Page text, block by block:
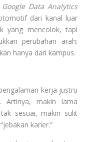
Google Data Analytics
dari kanal luar
yang mencolok, tapi
perubahan arah:
hanya dari kampus.
kerja justru
Artinya, makin lama
sesuai, makin sulit
karier.”